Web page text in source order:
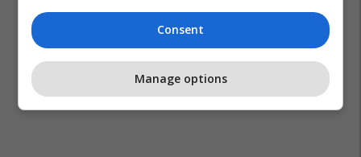
Consent
Manage options